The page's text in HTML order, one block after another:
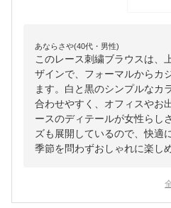
あならさや(40代・男性)
このレース刺繍ブラウスは、
ザインで、フォーマルからカ
ます。白と黒のシンプルなカ
合わせやすく、オフィスやお
ースのディテールが女性らし
ズも展開しているので、快適
季節を問わずおしゃれに楽し